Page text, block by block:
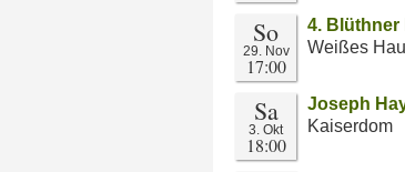
So
29. Nov
17:00
4.
Weißes
Sa
3. Okt
18:00
Joseph
Kaiserdom